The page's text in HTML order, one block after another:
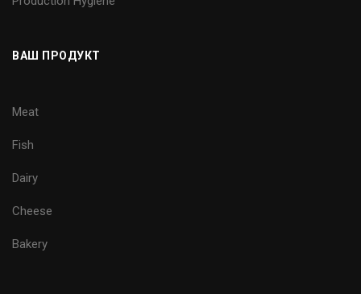
ВАШ ПРОДУКТ
Meat
Fish
Dairy
Cheese
Bakery